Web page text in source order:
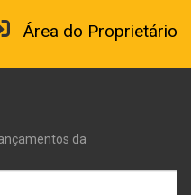
Área do Proprietário
da